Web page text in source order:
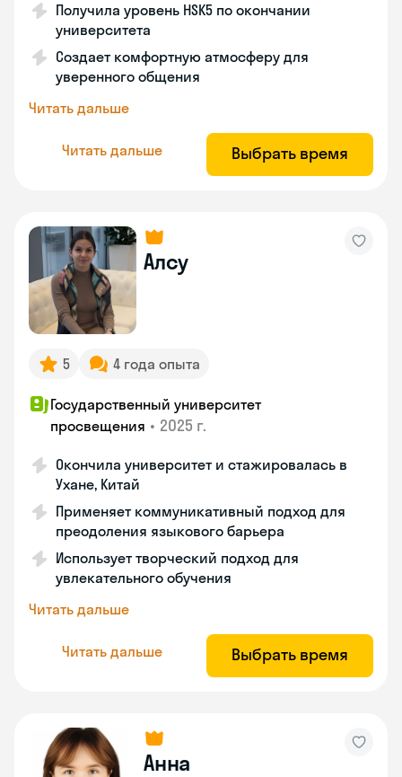
Получила уровень HSK5 по окончании
университета
Создает комфортную атмосферу для
уверенного общения
Читать дальше
Читать дальше Выбрать время
Алсу
5 4 года опыта
Государственный университет
просвещения • 2025 г.
Окончила университет и стажировалась в
Ухане, Китай
Применяет коммуникативный подход для
преодоления языкового барьера
Использует творческий подход для
увлекательного обучения
Читать дальше
Читать дальше Выбрать время
Анна